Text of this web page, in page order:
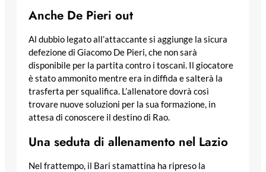
Anche De Pieri out
Al dubbio legato all’attaccante si aggiunge la sicura
defezione di Giacomo De Pieri, che non sarà
disponibile per la partita contro i toscani. Il giocatore
è stato ammonito mentre era in diffida e salterà la
trasferta per squalifica. L’allenatore dovrà così
trovare nuove soluzioni per la sua formazione, in
attesa di conoscere il destino di Rao.
Una seduta di allenamento nel Lazio
Nel frattempo, il Bari stamattina ha ripreso la